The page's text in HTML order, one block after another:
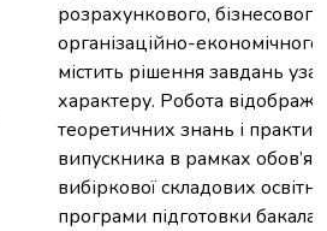
розрахункового,
організаційно-
містить рішення завдань
характеру. Робота
теоретичних знань і
випускника в рамках
вибіркової складових
програми підготовки